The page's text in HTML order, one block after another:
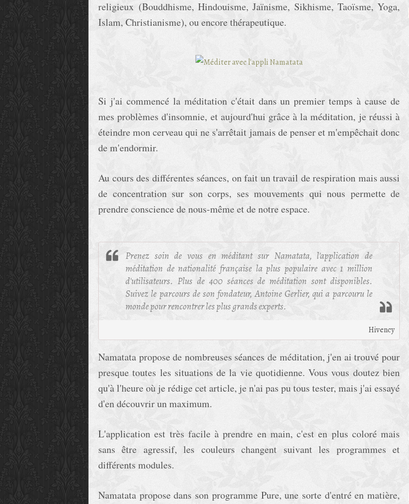
religieux (Bouddhisme, Hindouisme, Jaïnisme, Sikhisme, Taoïsme, Yoga,
Islam, Christianisme), ou encore thérapeutique.
Si j'ai commencé la méditation c'était dans un premier temps à cause de
mes problèmes d'insomnie, et aujourd'hui grâce à la méditation, je réussi à
éteindre mon cerveau qui ne s'arrêtait jamais de penser et m'empêchait donc
de m'endormir.
Au cours des différentes séances, on fait un travail de respiration mais aussi
de concentration sur son corps, ses mouvements qui nous permette de
prendre conscience de nous-même et de notre espace.
Prenez soin de vous en méditant sur Namatata, l'application de
méditation de nationalité française la plus populaire avec 1 million
d'utilisateurs. Plus de 400 séances de méditation sont disponibles.
Suivez le parcours de son fondateur, Antoine Gerlier, qui a parcouru le
monde pour rencontrer les plus grands experts.
Hivency
Namatata propose de nombreuses séances de méditation, j'en ai trouvé pour
presque toutes les situations de la vie quotidienne. Vous vous doutez bien
qu'à l'heure où je rédige cet article, je n'ai pas pu tous tester, mais j'ai essayé
d'en découvrir un maximum.
L'application est très facile à prendre en main, c'est en plus coloré mais
sans être agressif, les couleurs changent suivant les programmes et
différents modules.
Namatata propose dans son programme Pure, une sorte d'entré en matière,